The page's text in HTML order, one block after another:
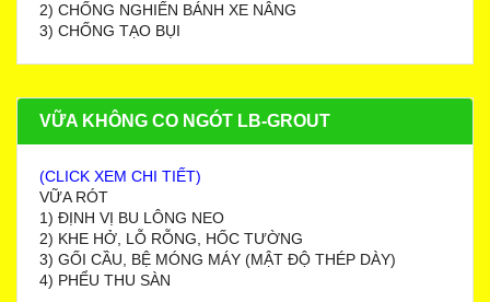
2) CHỐNG NGHIẾN BÁNH XE NÂNG
3) CHỐNG TẠO BỤI
VỮA KHÔNG CO NGÓT LB-GROUT
(CLICK XEM CHI TIẾT)
VỮA RÓT
1) ĐỊNH VỊ BU LÔNG NEO
2) KHE HỞ, LỖ RỖNG, HỐC TƯỜNG
3) GỐI CẦU, BỆ MÓNG MÁY (MẬT ĐỘ THÉP DÀY)
4) PHỂU THU SÀN